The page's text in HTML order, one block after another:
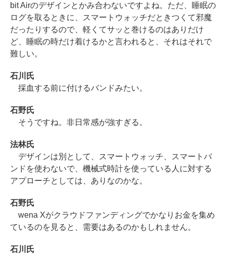
bit Airのデザインとかみ合わないですよね。ただ、睡眠の
ログを取るときに、スマートウォッチだときつくて邪魔
だったりするので、軽くてサッと巻けるのはありだけ
ど、睡眠の時だけ着けるかと言われると、それはそれで
難しい。
石川氏
採血する前に付けるバンドみたい。
石野氏
そうですね。非日常感が強すぎる。
法林氏
デザインは別として、スマートウォッチ、スマートバ
ンドを使わないで、機械式時計を使っている人に対する
アプローチとしては、ありなのかな。
石野氏
wena Xがクラウドファンディングでかなりお金を集め
ているのを見ると、需要はあるのかもしれません。
石川氏